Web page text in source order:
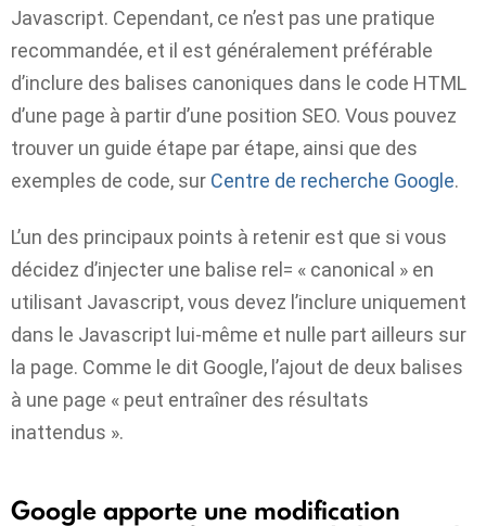
Javascript. Cependant, ce n’est pas une pratique
recommandée, et il est généralement préférable
d’inclure des balises canoniques dans le code HTML
d’une page à partir d’une position SEO. Vous pouvez
trouver un guide étape par étape, ainsi que des
exemples de code, sur Centre de recherche Google.
L’un des principaux points à retenir est que si vous
décidez d’injecter une balise rel= « canonical » en
utilisant Javascript, vous devez l’inclure uniquement
dans le Javascript lui-même et nulle part ailleurs sur
la page. Comme le dit Google, l’ajout de deux balises
à une page « peut entraîner des résultats
inattendus ».
Google apporte une modification